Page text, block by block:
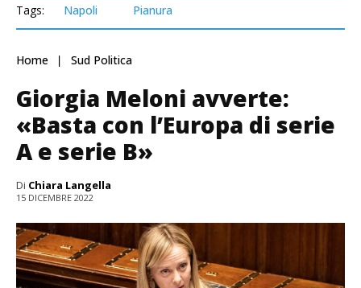
Tags: Napoli Pianura
Home Sud Politica
Giorgia Meloni avverte:
«Basta con l’Europa di serie
A e serie B»
Di Chiara Langella
15 DICEMBRE 2022